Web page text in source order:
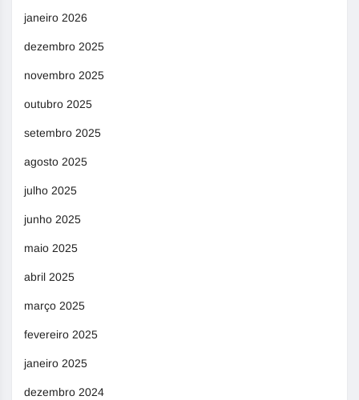
janeiro 2026
dezembro 2025
novembro 2025
outubro 2025
setembro 2025
agosto 2025
julho 2025
junho 2025
maio 2025
abril 2025
março 2025
fevereiro 2025
janeiro 2025
dezembro 2024